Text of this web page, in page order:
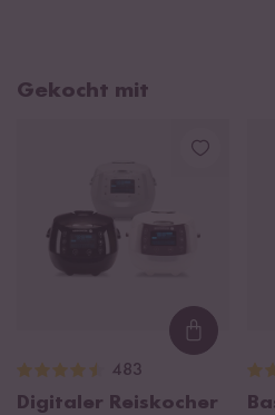
Gekocht mit
483
Digitaler Reiskocher